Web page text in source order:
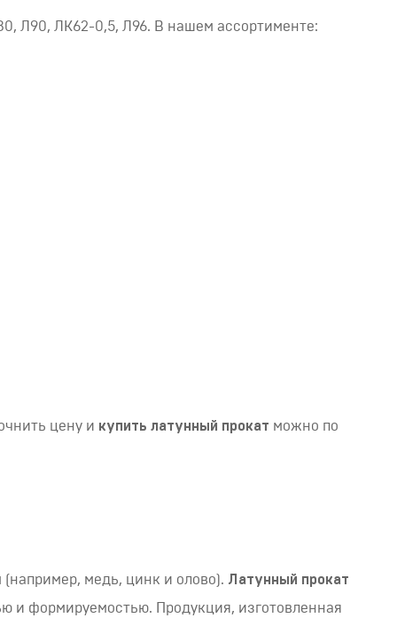
Л90, ЛК62-0,5, Л96. В нашем ассортименте:
цену и купить латунный прокат можно по
медь, цинк и олово). Латунный прокат
и формируемостью. Продукция, изготовленная